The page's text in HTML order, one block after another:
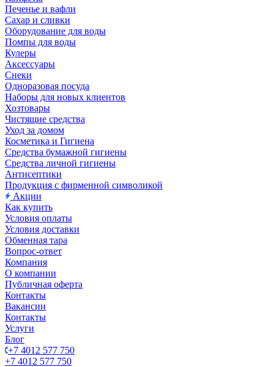
Печенье и вафли
Сахар и сливки
Оборудование для воды
Помпы для воды
Кулеры
Аксессуары
Снеки
Одноразовая посуда
Наборы для новых клиентов
Хозтовары
Чистящие средства
Уход за домом
Косметика и Гигиена
Средства бумажной гигиены
Средства личной гигиены
Антисептики
Продукция с фирменной символикой
Акции
Как купить
Условия оплаты
Условия доставки
Обменная тара
Вопрос-ответ
Компания
О компании
Публичная оферта
Контакты
Вакансии
Контакты
Услуги
Блог
+7 4012 577 750
+7 4012 577 750